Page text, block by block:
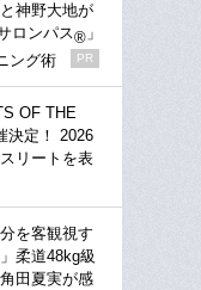
神野大地が
ロンパス® 」
ング術
PR
OF THE
決定！ 2026
リートを表
を客観視す
柔道48kg級
田夏実が感